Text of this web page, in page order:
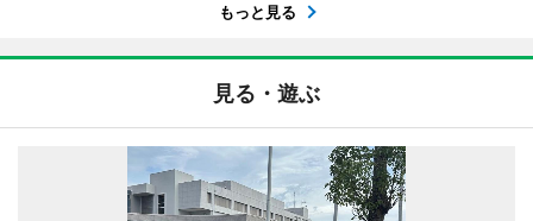
もっと見る
見る・遊ぶ